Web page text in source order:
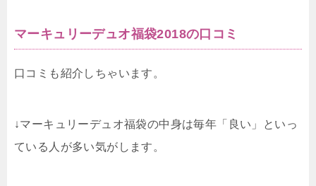
マーキュリーデュオ福袋2018の口コミ
口コミも紹介しちゃいます。
↓マーキュリーデュオ福袋の中身は毎年「良い」といっ
ている人が多い気がします。